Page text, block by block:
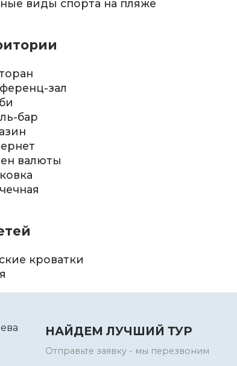
виды спорта на пляже
зал
бар
валюты
кроватки
НАЙДЕМ ЛУЧШИЙ ТУР
Отправьте заявку - мы перезвоним